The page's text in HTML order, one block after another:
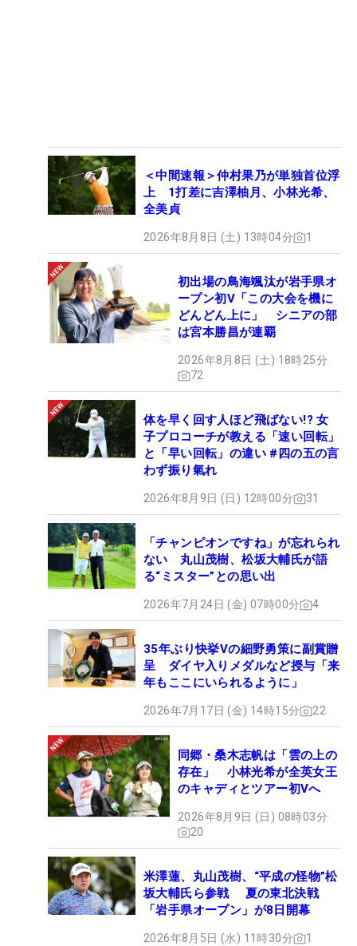
＜中間速報＞仲村果乃が単独首位浮
上 1打差に吉澤柚月、小林光希、
全美貞
2026年8月8日 (土) 13時04分 1
初出場の鳥海颯汰が岩手県オ
ープン初V「この大会を機に
どんどん上に」 シニアの部
は宮本勝昌が連覇
2026年8月8日 (土) 18時25分
72
体を早く回す人ほど飛ばない!? 女
子プロコーチが教える「速い回転」
と「早い回転」の違い #四の五の言
わず振り氣れ
2026年8月9日 (日) 12時00分 31
「チャンピオンですね」が忘れられ
ない 丸山茂樹、松坂大輔氏が語
る“ミスター”との思い出
2026年7月24日 (金) 07時00分 4
35年ぶり快挙Vの細野勇策に副賞贈
呈 ダイヤ入りメダルなど授与「来
年もここにいられるように」
2026年7月17日 (金) 14時15分 22
同郷・桑木志帆は「雲の上の
存在」 小林光希が全英女王
のキャディとツアー初Vへ
2026年8月9日 (日) 08時03分
20
米澤蓮、丸山茂樹、“平成の怪物”松
坂大輔氏ら参戦 夏の東北決戦
「岩手県オープン」が8日開幕
2026年8月5日 (水) 11時30分 1